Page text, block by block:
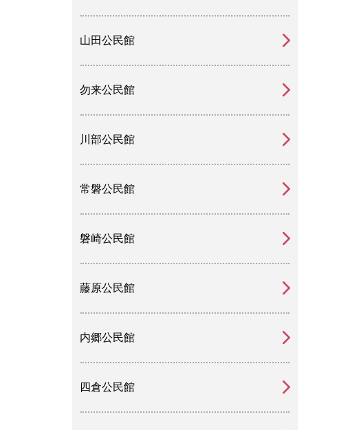
山田公民館
勿来公民館
川部公民館
常磐公民館
磐崎公民館
藤原公民館
内郷公民館
四倉公民館